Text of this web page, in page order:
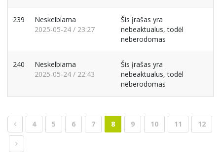
239
Neskelbiama
2025-05-24 / 23:27
Šis įrašas yra
nebeaktualus, todėl
neberodomas
240
Neskelbiama
2025-05-24 / 22:43
Šis įrašas yra
nebeaktualus, todėl
neberodomas
4 5 6 7 8 9 10 11 12